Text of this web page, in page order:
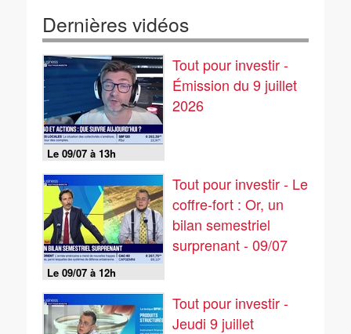
Dernières vidéos
Le 09/07 à 13h
Tout pour investir -
Émission du 9 juillet
2026
Le 09/07 à 12h
Tout pour investir - Le
coffre-fort : Or, un
bilan semestriel
surprenant - 09/07
Tout pour investir -
Jeudi 9 juillet